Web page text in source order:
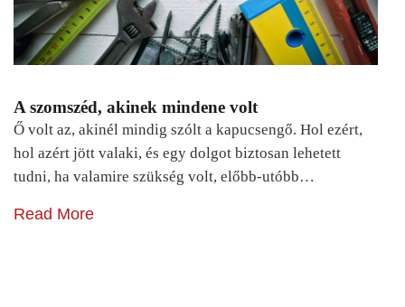
A szomszéd, akinek mindene volt
Ő volt az, akinél mindig szólt a kapucsengő. Hol ezért,
hol azért jött valaki, és egy dolgot biztosan lehetett
tudni, ha valamire szükség volt, előbb-utóbb…
Read More